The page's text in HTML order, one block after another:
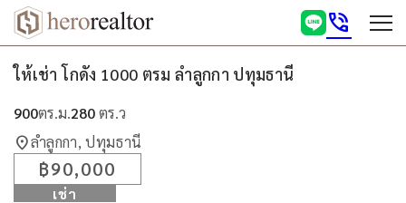
phone_in_talk
ให้เช่า โกดัง 1000 ตรม ลำลูกกา ปทุมธานี
900ตร.ม.280ตร.ว
location_onลำลูกกา, ปทุมธานี
฿90,000
เช่า